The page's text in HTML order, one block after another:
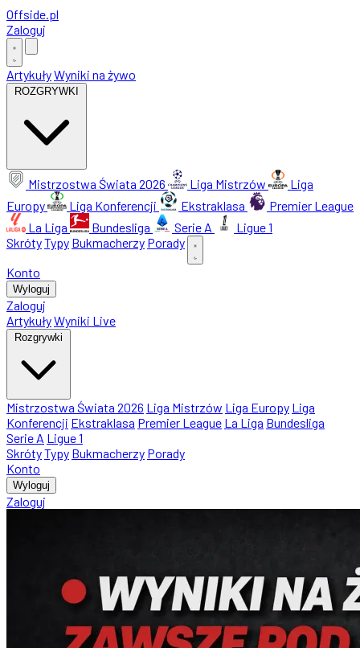
Offside.pl
Zaloguj
ArtykułyWyniki na żywo
ROZGRYWKI
Mistrzostwa Świata 2026 Liga Mistrzów
Liga
Europy
Liga Konferencji Ekstraklasa
Premier League
La Liga
Bundesliga Serie A
Ligue 1
SkrótyTypy Bukmacherzy Porady
Konto
Wyloguj
Zaloguj
ArtykułyWyniki Live
Rozgrywki
Mistrzostwa Świata 2026 Liga Mistrzów Liga Europy Liga
Konferencji Ekstraklasa Premier League La Liga Bundesliga
Serie A Ligue 1
SkrótyTypy Bukmacherzy Porady
Konto
Wyloguj
Zaloguj